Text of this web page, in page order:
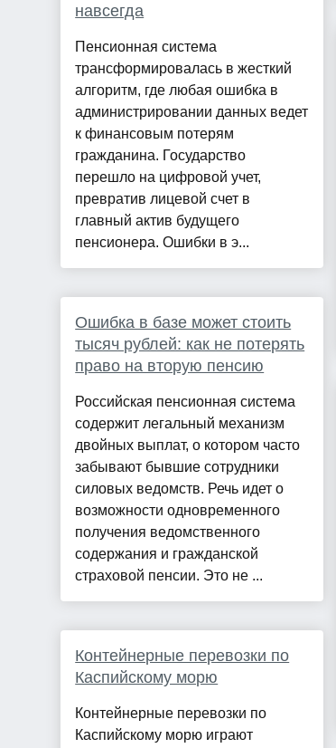
навсегда
Пенсионная система
трансформировалась в жесткий
алгоритм, где любая ошибка в
администрировании данных ведет
к финансовым потерям
гражданина. Государство
перешло на цифровой учет,
превратив лицевой счет в
главный актив будущего
пенсионера. Ошибки в э...
Ошибка в базе может стоить
тысяч рублей: как не потерять
право на вторую пенсию
Российская пенсионная система
содержит легальный механизм
двойных выплат, о котором часто
забывают бывшие сотрудники
силовых ведомств. Речь идет о
возможности одновременного
получения ведомственного
содержания и гражданской
страховой пенсии. Это не ...
Контейнерные перевозки по
Каспийскому морю
Контейнерные перевозки по
Каспийскому морю играют